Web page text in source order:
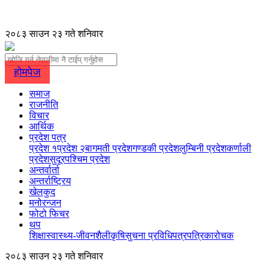
२०८३ साउन २३ गते शनिवार
होमपेज
समाज
राजनीति
विचार
आर्थिक
प्रदेश पत्र
प्रदेश १प्रदेश २बागमती प्रदेशगण्डकी प्रदेशलुम्बिनी प्रदेशकर्णाली
प्रदेशसुदूरपश्चिम प्रदेश
अन्तर्वार्ता
अन्तर्राष्ट्रिय
खेलकुद
मनोरन्जन
फोटो फिचर
थप
शिक्षास्वास्थ्य-जीवनशैलीकृषिसुचना प्रविधिपत्रपत्रिकारोचक
२०८३ साउन २३ गते शनिवार